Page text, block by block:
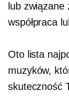
lub związane
współpraca
Oto lista
muzyków,
skuteczność